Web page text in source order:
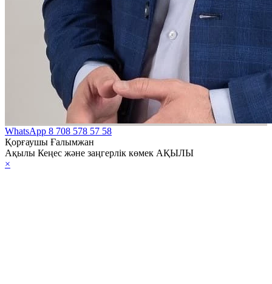
WhatsApp 8 708 578 57 58
Қорғаушы Ғалымжан
Ақылы Кеңес және заңгерлік көмек АҚЫЛЫ
×